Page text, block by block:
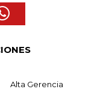
Alta Gerencia